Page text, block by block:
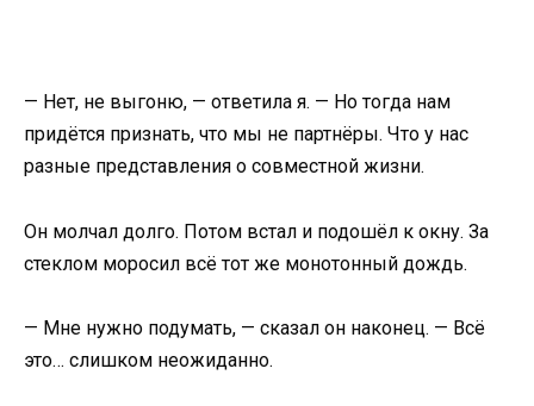
— Нет, не выгоню, — ответила я. — Но тогда нам
придётся признать, что мы не партнёры. Что у нас
разные представления о совместной жизни.
Он молчал долго. Потом встал и подошёл к окну. За
стеклом моросил всё тот же монотонный дождь.
— Мне нужно подумать, — сказал он наконец. — Всё
это… слишком неожиданно.